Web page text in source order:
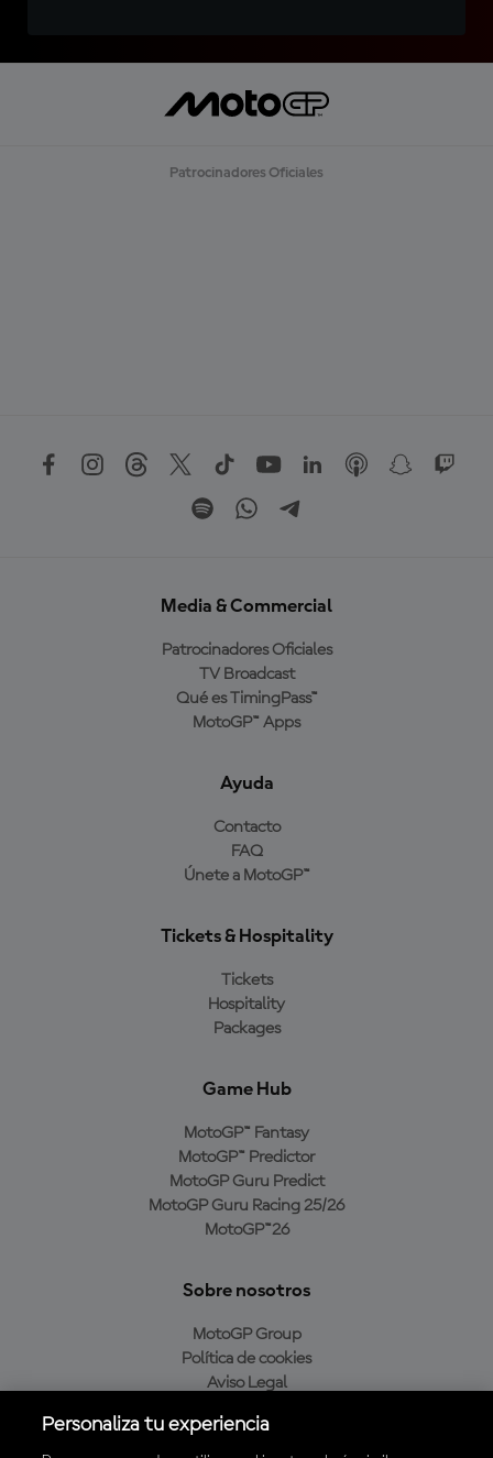
Patrocinadores Oficiales
Media & Commercial
Patrocinadores Oficiales
TV Broadcast
Qué es TimingPass™
MotoGP™ Apps
Ayuda
Contacto
FAQ
Únete a MotoGP™
Tickets & Hospitality
Tickets
Hospitality
Packages
Game Hub
MotoGP™ Fantasy
MotoGP™ Predictor
MotoGP Guru Predict
MotoGP Guru Racing 25/26
MotoGP™26
Sobre nosotros
MotoGP Group
Política de cookies
Aviso Legal
Política de compra
Personaliza tu experiencia